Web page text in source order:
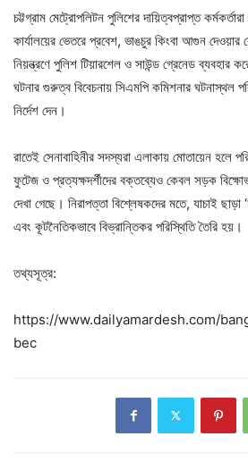
চট্টগ্রাম মেট্রোপলিটন পুলিশের দায়িত্বপ্রাপ্ত
কার্যালয়ের ভেতরে প্রবেশ, ভাঙচুর কিংবা আগুন দেওয়ার
নিয়ন্ত্রণে পুলিশ টিয়ারশেল ও সাউন্ড গ্রেনেড
ঘটনার গুরুত্ব বিবেচনায় সিএমপি কমিশনার ঘটনাস্থল
নির্দেশ দেন।
রাতেই সেনাবাহিনীর সদস্যরা এলাকায় মোতায়েন হলে
ফুটেজ ও প্রত্যক্ষদর্শীদের বক্তব্যেও কেবল সড়ক
দেখা গেছে। নিরাপত্তা বিশ্লেষকদের মতে, যাচাই ছাড়া
এবং কূটনৈতিকভাবে বিভ্রান্তিকর পরিস্থিতি তৈরি হয়।
তথ্যসূত্র:
https://www.dailyamardesh.com/
bec